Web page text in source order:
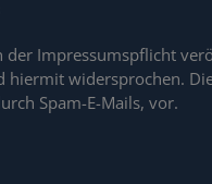
der Impressumspflicht
widersprochen.
Spam-E-Mails, vor.